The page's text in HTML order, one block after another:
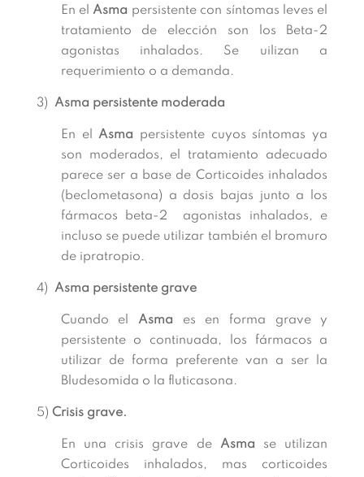
En elAsma persistente con síntomas leves el
tratamiento de elección son los Beta-2
agonistas inhalados. Se uilizan a
requerimiento o a demanda.
3) Asma persistente moderada
En el Asma persistente cuyos síntomas ya
son moderados, el tratamiento adecuado
parece ser a base de Corticoides inhalados
(beclometasona) a dosis bajas junto a los
fármacos beta-2 agonistas inhalados, e
incluso se puede utilizar también el bromuro
de ipratropio.
4) Asma persistente grave
Cuando elAsma es en forma grave y
persistente o continuada, los fármacos a
utilizar de forma preferente van a ser la
Bludesomida o la fluticasona.
5) Crisis grave.
En una crisis grave deAsma se utilizan
Corticoides inhalados, mas corticoides